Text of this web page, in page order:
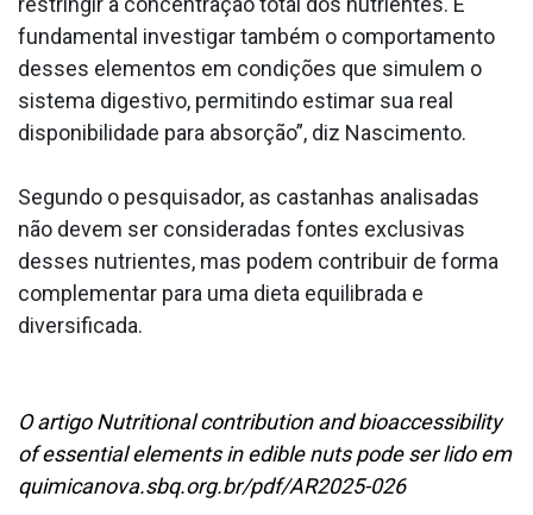
fundamental investigar também o comportamento
desses elementos em condições que simulem o
sistema digestivo, permitindo estimar sua real
disponibilidade para absorção”, diz Nascimento.
Segundo o pesquisador, as castanhas analisadas
não devem ser consideradas fontes exclusivas
desses nutrientes, mas podem contribuir de forma
complementar para uma dieta equilibrada e
diversificada.
O artigo Nutritional contribution and bioaccessibility
of essential elements in edible nuts pode ser lido em
quimicanova.sbq.org.br/pdf/AR2025-026